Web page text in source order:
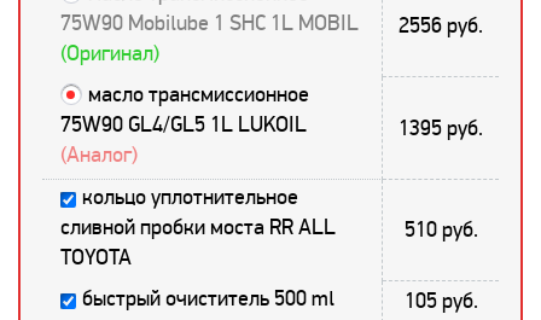
75W90 Mobilube 1 SHC 1L MOBIL
(Оригинал)
2556 руб.
масло трансмиссионное
75W90 GL4/GL5 1L LUKOIL
(Аналог)
1395 руб.
кольцо уплотнительное
сливной пробки моста RR ALL
TOYOTA
510 руб.
быстрый очиститель 500 ml 105 руб.